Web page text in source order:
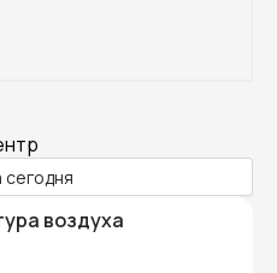
воздуха